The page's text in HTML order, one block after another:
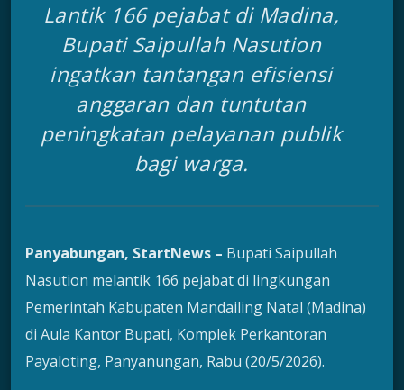
Lantik 166 pejabat di Madina,
Bupati Saipullah Nasution
ingatkan tantangan efisiensi
anggaran dan tuntutan
peningkatan pelayanan publik
bagi warga.
Panyabungan, StartNews – Bupati Saipullah
Nasution melantik 166 pejabat di lingkungan
Pemerintah Kabupaten Mandailing Natal (Madina)
di Aula Kantor Bupati, Komplek Perkantoran
Payaloting, Panyanungan, Rabu (20/5/2026).